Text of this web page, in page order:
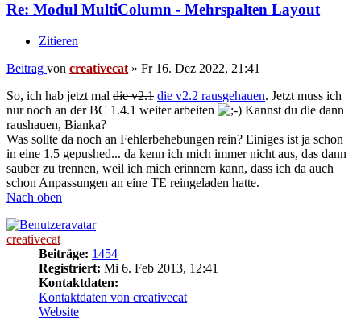
Re: Modul MultiColumn - Mehrspalten Layout
Zitieren
Beitrag von creativecat » Fr 16. Dez 2022, 21:41
So, ich hab jetzt mal die v2.1 die v2.2 rausgehauen. Jetzt muss ich
nur noch an der BC 1.4.1 weiter arbeiten
Kannst du die dann
raushauen, Bianka?
Was sollte da noch an Fehlerbehebungen rein? Einiges ist ja schon
in eine 1.5 gepushed... da kenn ich mich immer nicht aus, das dann
sauber zu trennen, weil ich mich erinnern kann, dass ich da auch
schon Anpassungen an eine TE reingeladen hatte.
Nach oben
creativecat
Beiträge: 1454
Registriert: Mi 6. Feb 2013, 12:41
Kontaktdaten:
Kontaktdaten von creativecat
Website